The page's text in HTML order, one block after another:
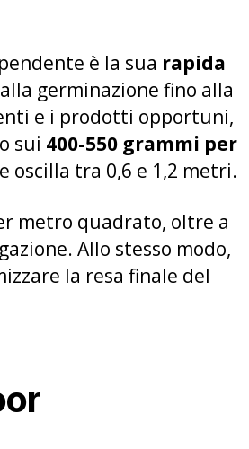
è la sua rapida
germinazione fino alla
e i prodotti opportuni,
sui 400-550 grammi per
oscilla tra 0,6 e 1,2 metri.
metro quadrato, oltre a
Allo stesso modo,
la resa finale del